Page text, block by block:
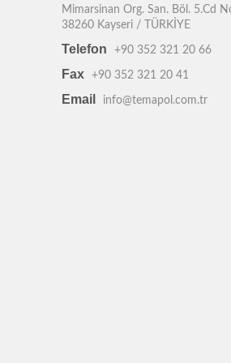
Mimarsinan Org. San. Böl. 5.Cd
38260 Kayseri / TÜRKİYE
Telefon +90 352 321 20 66
Fax +90 352 321 20 41
Email info@temapol.com.tr